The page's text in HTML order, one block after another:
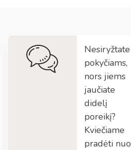
Nesiryžtate
pokyčiams,
nors jiems
jaučiate
didelį
poreikį?
Kviečiame
pradėti nuo